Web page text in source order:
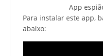
App
Para instalar este app,
abaixo: